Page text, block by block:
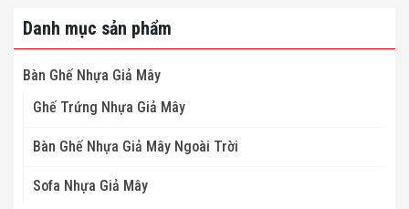
Danh mục sản phẩm
Bàn Ghế Nhựa Giả Mây
Ghế Trứng Nhựa Giả Mây
Bàn Ghế Nhựa Giả Mây Ngoài Trời
Sofa Nhựa Giả Mây